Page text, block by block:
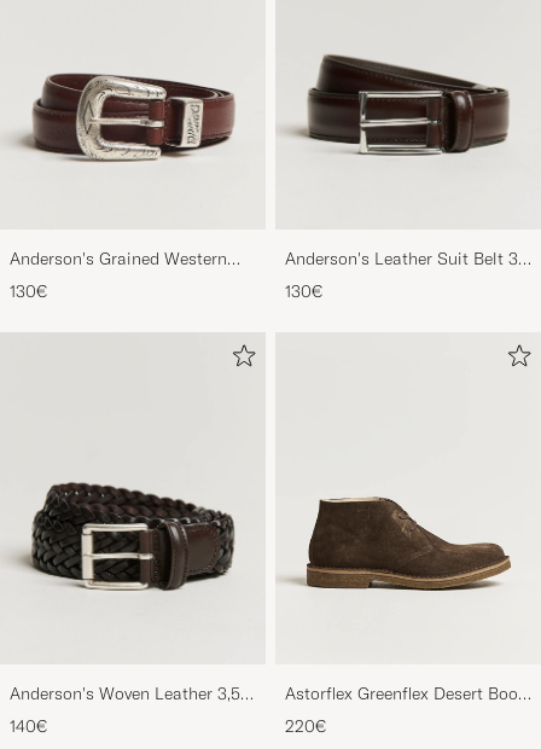
Anderson's Grained Western
Leather Belt 2,5 cm Brown
130€
Anderson's Leather Suit Belt 3
cm Dark Brown
130€
Anderson's Woven Leather 3,5
cm Belt Dark Brown
140€
Astorflex Greenflex Desert Boot
Dark Brown Suede
220€